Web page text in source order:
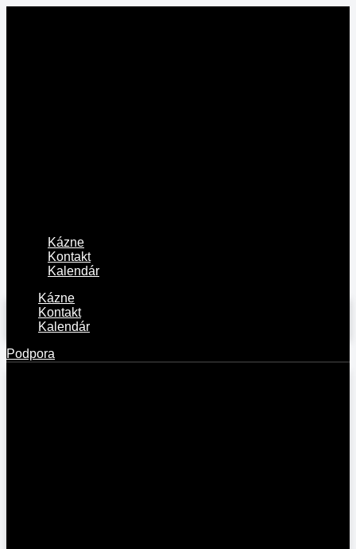
Kázne
Kontakt
Kalendár
Kázne
Kontakt
Kalendár
Podpora